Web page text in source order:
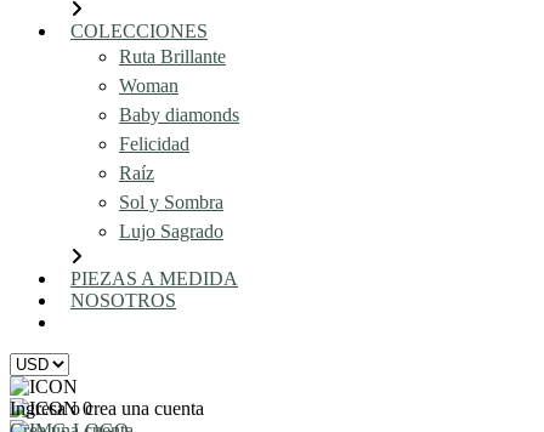
COLECCIONES
Ruta Brillante
Woman
Baby diamonds
Felicidad
Raíz
Sol y Sombra
Lujo Sagrado
PIEZAS A MEDIDA
NOSOTROS
Ingresa o crea una cuenta
0